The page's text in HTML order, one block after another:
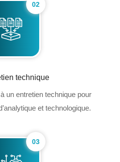
02
technique
un entretien technique pour
et technologique.
03